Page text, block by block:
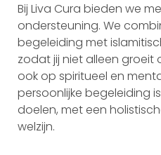
Bij Liva Cura bieden we
ondersteuning. We
begeleiding met
zodat jij niet alleen groeit
ook op spiritueel en
persoonlijke begeleiding
doelen, met een
welzijn.